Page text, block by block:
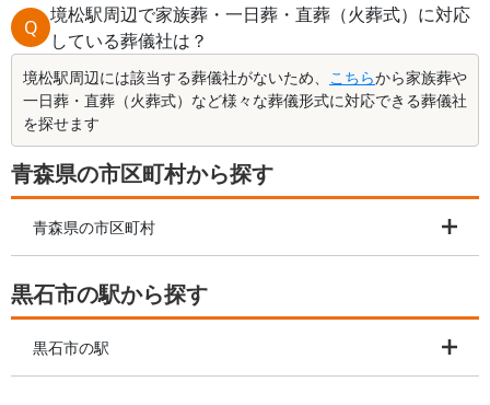
Q
境松駅周辺で家族葬・一日葬・直葬（火葬式）に対応
している葬儀社は？
境松駅周辺には該当する葬儀社がないため、 こちらから家族葬や
一日葬・直葬（火葬式）など様々な葬儀形式に対応できる葬儀社
を探せます
青森県の市区町村から探す
青森県の市区町村
黒石市の駅から探す
黒石市の駅